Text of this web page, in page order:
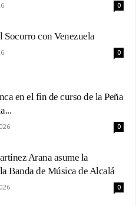
0
Socorro con Venezuela
0
en el fin de curso de la Peña
0
Arana asume la
Banda de Música de Alcalá
0